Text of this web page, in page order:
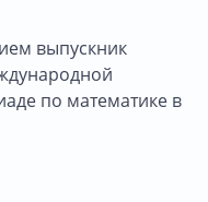
выпускник
по математике в